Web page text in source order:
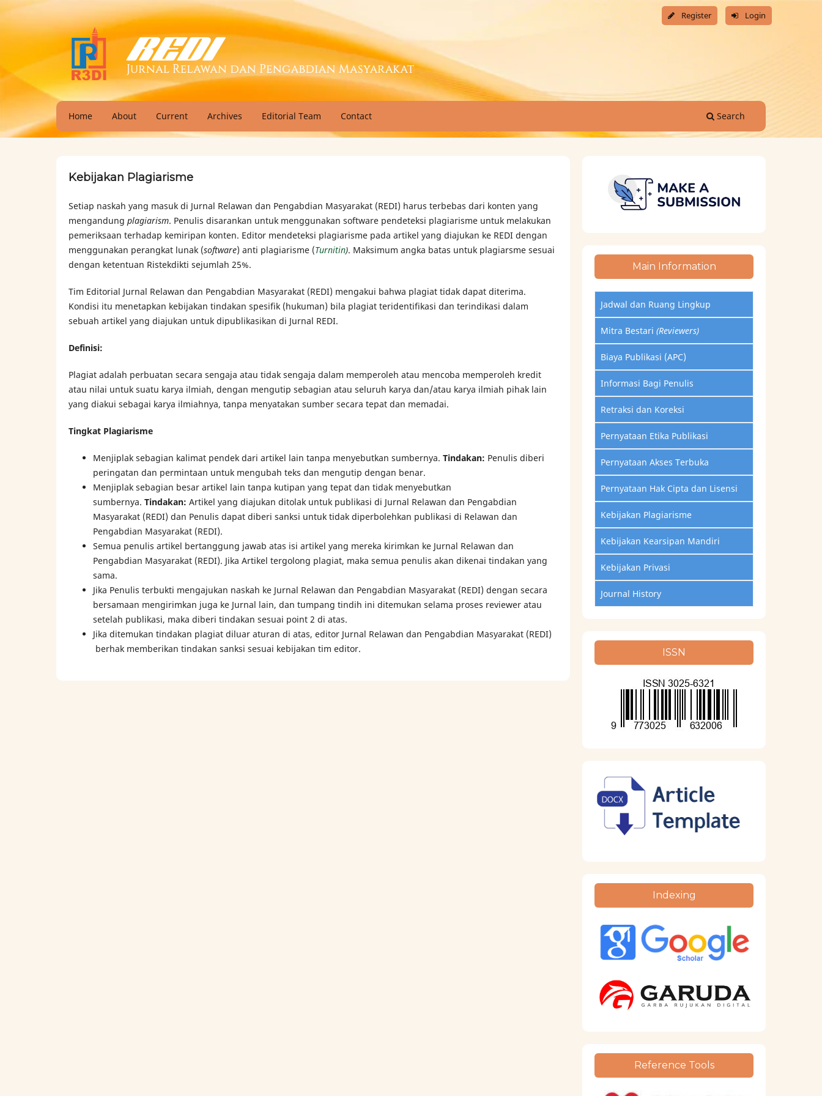
Home About Current Archives Editorial Team Contact Search
Register Login
Kebijakan Plagiarisme
Setiap naskah yang masuk di Jurnal Relawan dan Pengabdian Masyarakat (REDI) harus terbebas dari konten yang
mengandung plagiarism. Penulis disarankan untuk menggunakan software pendeteksi plagiarisme untuk melakukan
pemeriksaan terhadap kemiripan konten. Editor mendeteksi plagiarisme pada artikel yang diajukan ke REDI dengan
menggunakan perangkat lunak (software) anti plagiarisme (Turnitin). Maksimum angka batas untuk plagiarsme sesuai
dengan ketentuan Ristekdikti sejumlah 25%.
Tim Editorial Jurnal Relawan dan Pengabdian Masyarakat (REDI) mengakui bahwa plagiat tidak dapat diterima.
Kondisi itu menetapkan kebijakan tindakan spesifik (hukuman) bila plagiat teridentifikasi dan terindikasi dalam
sebuah artikel yang diajukan untuk dipublikasikan di Jurnal REDI.
Definisi:
Plagiat adalah perbuatan secara sengaja atau tidak sengaja dalam memperoleh atau mencoba memperoleh kredit
atau nilai untuk suatu karya ilmiah, dengan mengutip sebagian atau seluruh karya dan/atau karya ilmiah pihak lain
yang diakui sebagai karya ilmiahnya, tanpa menyatakan sumber secara tepat dan memadai.
Tingkat Plagiarisme
Menjiplak sebagian kalimat pendek dari artikel lain tanpa menyebutkan sumbernya. Tindakan: Penulis diberi
peringatan dan permintaan untuk mengubah teks dan mengutip dengan benar.
Menjiplak sebagian besar artikel lain tanpa kutipan yang tepat dan tidak menyebutkan
sumbernya. Tindakan: Artikel yang diajukan ditolak untuk publikasi di Jurnal Relawan dan Pengabdian
Masyarakat (REDI) dan Penulis dapat diberi sanksi untuk tidak diperbolehkan publikasi di Relawan dan
Pengabdian Masyarakat (REDI).
Semua penulis artikel bertanggung jawab atas isi artikel yang mereka kirimkan ke Jurnal Relawan dan
Pengabdian Masyarakat (REDI). Jika Artikel tergolong plagiat, maka semua penulis akan dikenai tindakan yang
sama.
Jika Penulis terbukti mengajukan naskah ke Jurnal Relawan dan Pengabdian Masyarakat (REDI) dengan secara
bersamaan mengirimkan juga ke Jurnal lain, dan tumpang tindih ini ditemukan selama proses reviewer atau
setelah publikasi, maka diberi tindakan sesuai point 2 di atas.
Jika ditemukan tindakan plagiat diluar aturan di atas, editor Jurnal Relawan dan Pengabdian Masyarakat (REDI)
berhak memberikan tindakan sanksi sesuai kebijakan tim editor.
Main Information
Jadwal dan Ruang Lingkup
Mitra Bestari (Reviewers)
Biaya Publikasi (APC)
Informasi Bagi Penulis
Retraksi dan Koreksi
Pernyataan Etika Publikasi
Pernyataan Akses Terbuka
Pernyataan Hak Cipta dan Lisensi
Kebijakan Plagiarisme
Kebijakan Kearsipan Mandiri
Kebijakan Privasi
Journal History
ISSN
Indexing
Reference Tools